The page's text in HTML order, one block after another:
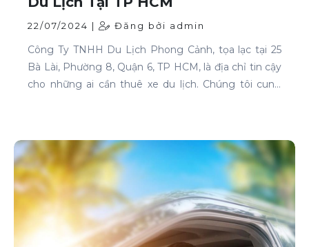
22/07/2024 | Đăng bởi admin
Công Ty TNHH Du Lịch Phong Cảnh, tọa lạc tại 25
Bà Lài, Phường 8, Quận 6, TP HCM, là địa chỉ tin cậy
cho những ai cần thuê xe du lịch. Chúng tôi cung